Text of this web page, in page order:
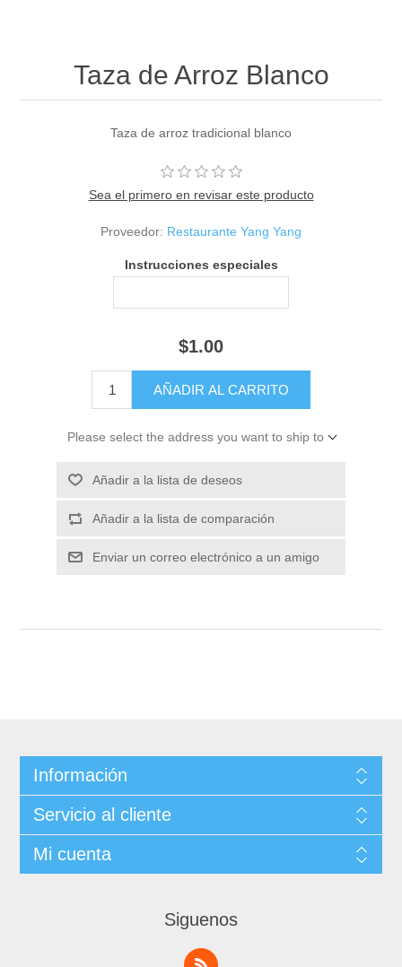
Taza de Arroz Blanco
Taza de arroz tradicional blanco
Sea el primero en revisar este producto
Proveedor: Restaurante Yang Yang
Instrucciones especiales
$1.00
Please select the address you want to ship to
Información
Servicio al cliente
Mi cuenta
Siguenos